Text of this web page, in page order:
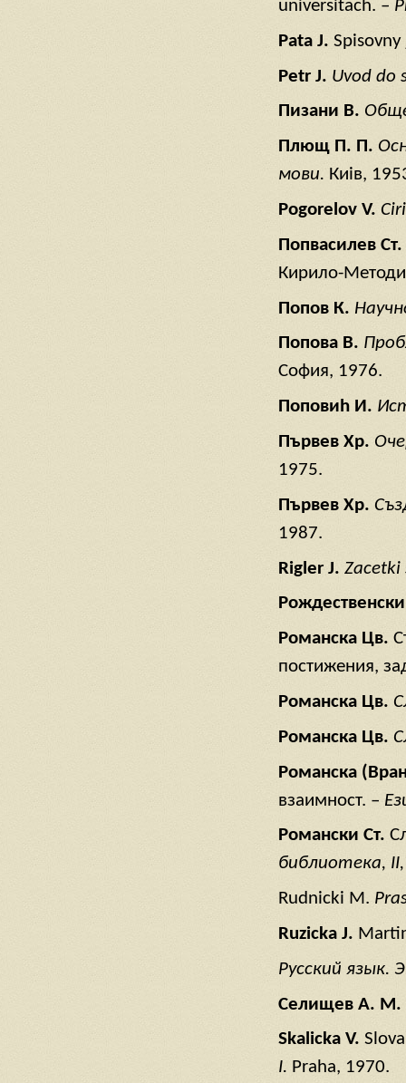
universitach. –
Pata J.
Petr J. Uvod do
Пизани В.
Плющ П. П.
мови. Киiв,
Pogorelov V.
Попвасилев Ст.
Кирило-
Попов К.
Попова В.
София, 1976.
Попови h И .
Първев Хр.
1975.
Първев Хр.
1987.
Rigler J. Zacetki
Романска Цв.
постижения,
Романска Цв.
Романска Цв.
Романска
взаимност. –
Романски Ст.
библиотека, II,
Rudnicki M.
Ruzicka J.
Русский язык.
Селищев А. М.
Skalicka V.
I. Praha, 1970.